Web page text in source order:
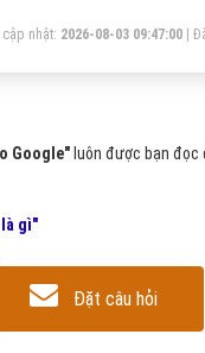
cập nhật: 2026-08-03 09:47:00
Google" luôn được bạn
gì"
Đặt câu hỏi